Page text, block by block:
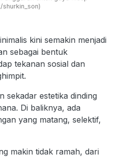
kini semakin menjadi
sebagai bentuk
tekanan sosial dan
sekadar estetika dinding
Di baliknya, ada
yang matang, selektif,
makin tidak ramah, dari